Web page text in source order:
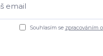
Souhlasím se zpracováním